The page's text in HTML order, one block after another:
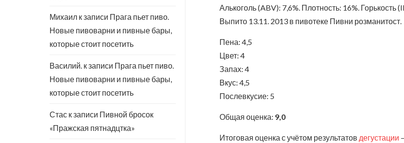
Алькоголь (ABV): 7,6%. Плотность: 16%. Горькость
Выпито 13.11. 2013 в пивотеке Пивни розманитост.
Пена: 4,5
Цвет: 4
Запах: 4
Вкус: 4,5
Послевкусие: 5
Общая оценка: 9,0
Итоговая оценка с учётом результатов дегустации
Михаил к записи Прага пьет пиво.
Новые пивоварни и пивные бары,
которые стоит посетить
Василий. к записи Прага пьет пиво.
Новые пивоварни и пивные бары,
которые стоит посетить
Стас к записи Пивной бросок
«Пражская пятнадцтка»